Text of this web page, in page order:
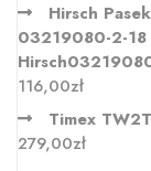
Hirsch
03219080-2-18
116,00zł
Timex
279,00zł